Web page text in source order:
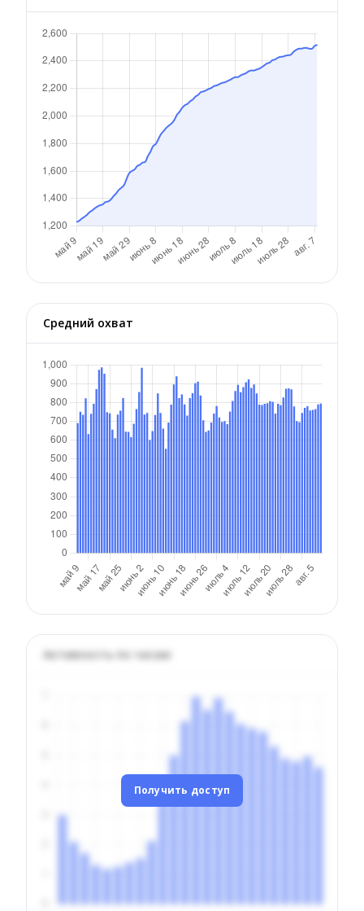
Средний охват
Активность по часам
Получить доступ